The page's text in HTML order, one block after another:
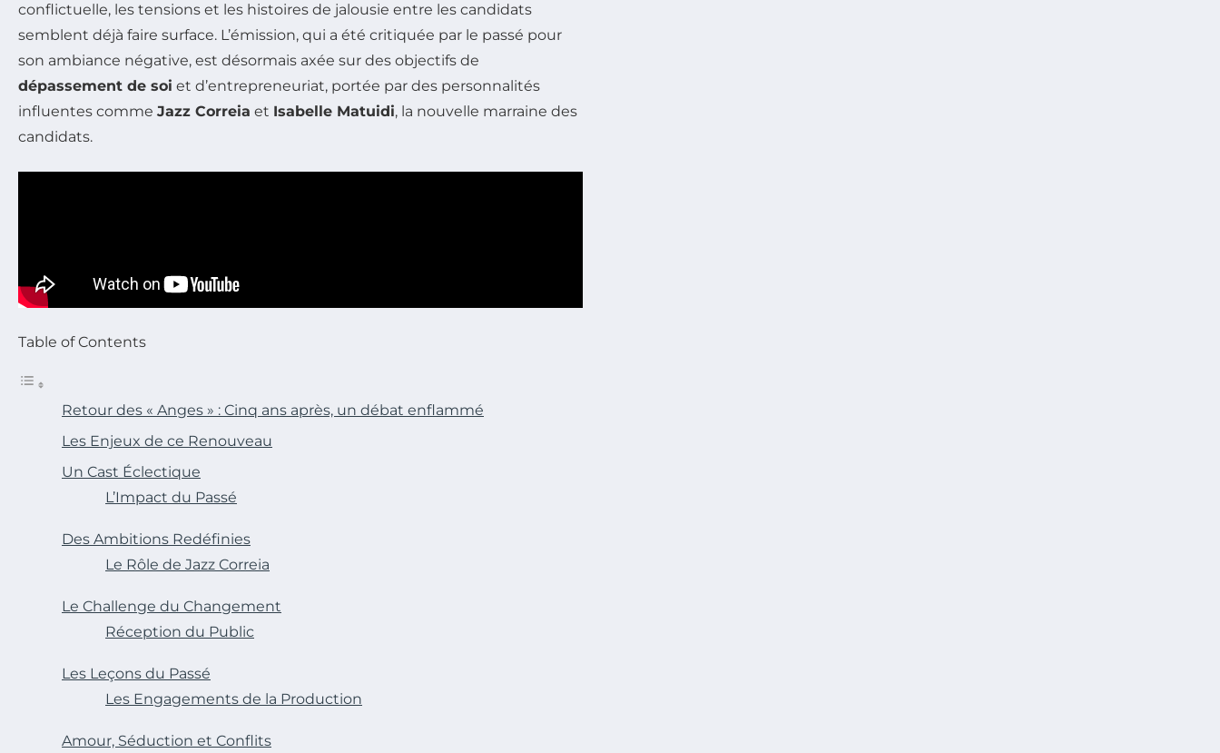
conflictuelle, les tensions et les histoires de jalousie entre les candidats
semblent déjà faire surface. L’émission, qui a été critiquée par le passé pour
son ambiance négative, est désormais axée sur des objectifs de
dépassement de soi et d’entrepreneuriat, portée par des personnalités
influentes comme Jazz Correia et Isabelle Matuidi, la nouvelle marraine des
candidats.
Table of Contents
Retour des « Anges » : Cinq ans après, un débat enflammé
Les Enjeux de ce Renouveau
Un Cast Éclectique
L’Impact du Passé
Des Ambitions Redéfinies
Le Rôle de Jazz Correia
Le Challenge du Changement
Réception du Public
Les Leçons du Passé
Les Engagements de la Production
Amour, Séduction et Conflits